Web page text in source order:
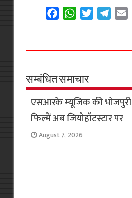
e
o
o
k
W
t
A
p
p
t
r
e
a
m
i
सम्बंधित समाचार
एसआरके म्यूजिक की भोजपुरी
फिल्में अब जियोहॉटस्टार पर
August 7, 2026